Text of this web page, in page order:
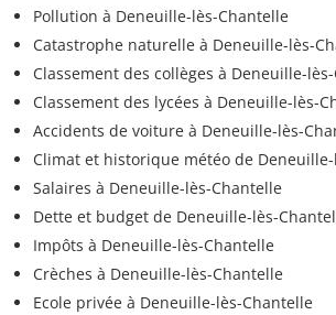
Pollution à Deneuille-lès-Chantelle
Catastrophe naturelle à Deneuille-lès-
Classement des collèges à Deneuille-
Classement des lycées à Deneuille-lès-
Accidents de voiture à Deneuille-lès-
Climat et historique météo de
Salaires à Deneuille-lès-Chantelle
Dette et budget de Deneuille-lès-
Impôts à Deneuille-lès-Chantelle
Crèches à Deneuille-lès-Chantelle
Ecole privée à Deneuille-lès-Chantelle